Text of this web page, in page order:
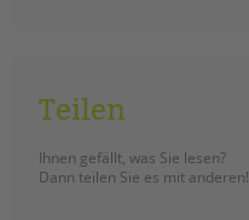
PRESSE
KONTAKT
Teilen
Ihnen gefällt, was Sie lesen?
Dann teilen Sie es mit anderen!